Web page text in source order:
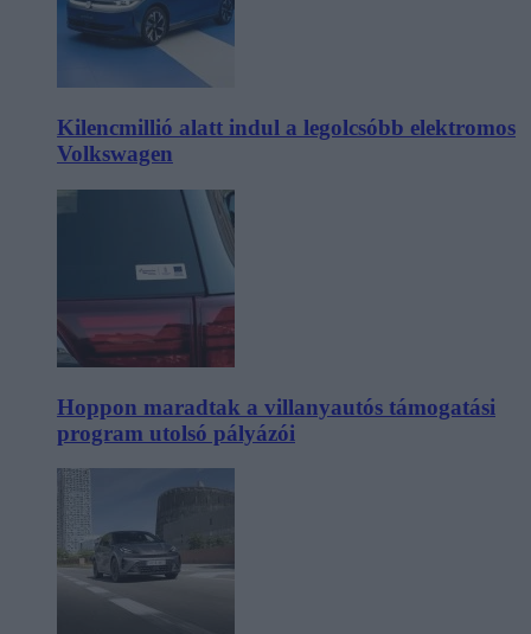
Kilencmillió alatt indul a legolcsóbb elektromos
Volkswagen
Hoppon maradtak a villanyautós támogatási
program utolsó pályázói